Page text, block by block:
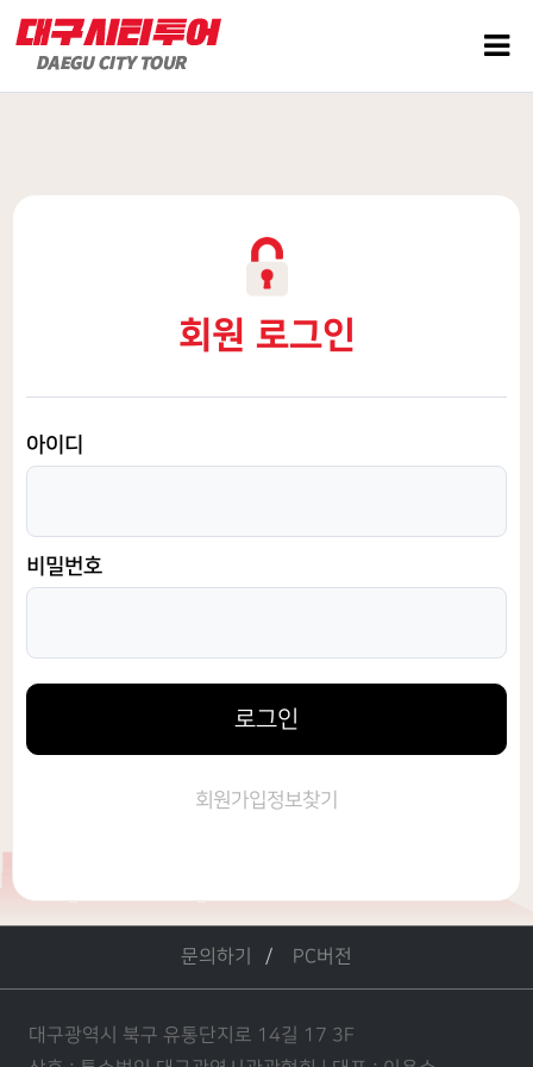
회원 로그인
아이디
비밀번호
로그인
회원가입정보찾기
문의하기 PC버전
대구광역시 북구 유통단지로 14길 17 3F